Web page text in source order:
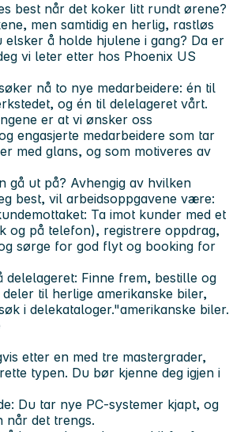
best når det koker litt rundt ørene?
men samtidig en herlig, rastløs
elsker å holde hjulene i gang? Da er
vi leter etter hos Phoenix US
nå to nye medarbeidere: én til
og én til delelageret vårt.
er at vi ønsker oss
engasjerte medarbeidere som tar
med glans, og som motiveres av
gå ut på? Avhengig av hvilken
best, vil arbeidsoppgavene være:
Ta imot kunder med et
og på telefon), registrere oppdrag,
sørge for god flyt og booking for
delelageret: Finne frem, bestille og
til herlige amerikanske biler,
i delekataloger."amerikanske biler.
etter en med tre mastergrader,
typen. Du bør kjenne deg igjen i
Du tar nye PC-systemer kjapt, og
når det trengs.